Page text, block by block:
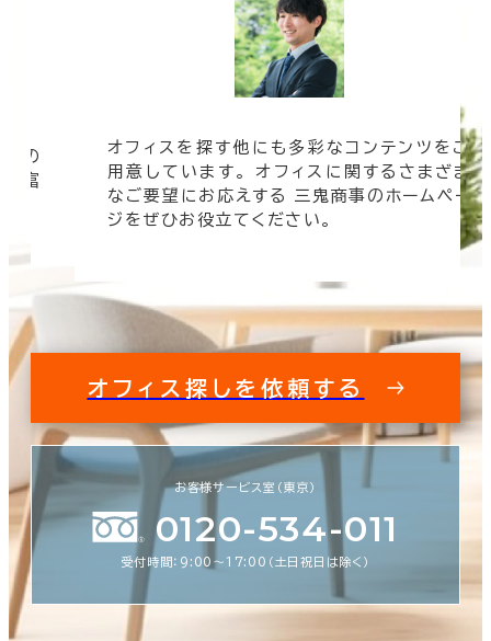
の
豊富
オフィスを探す他にも多彩なコンテンツをご
用意しています。 オフィスに関するさまざま
なご要望にお応えする 三鬼商事のホームペー
ジをぜひお役立てください。
オフィス探しを依頼する
お客様サービス室（東京）
0120-534-011
受付時間：9:00〜17:00（土日祝日は除く）